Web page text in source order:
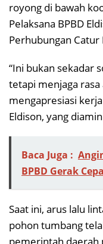
royong di bawah
Pelaksana BPBD
Perhubungan Catur
“Ini bukan sekadar
tetapi menjaga
mengapresiasi
Eldison, yang
Baca Juga :
BPBD Gerak
Saat ini, arus lalu
pohon tumbang